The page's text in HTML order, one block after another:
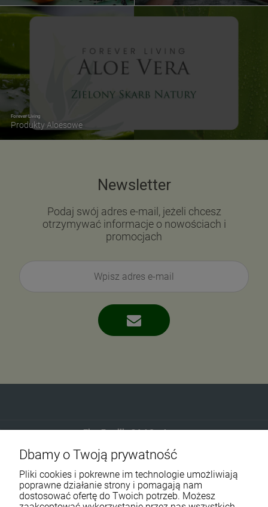
Forever Living
Produkty Aloesowe
Newsletter
Podaj swój adres e-mail, jeżeli chcesz
otrzymywać informacje o nowościach i
promocjach
Eko-Familia GAJ Sp.Jawna
Gdańska 60
90-616 Łódź
790 727 174
Dbamy o Twoją prywatność
Pliki cookies i pokrewne im technologie umożliwiają
poprawne działanie strony i pomagają nam
dostosować ofertę do Twoich potrzeb. Możesz